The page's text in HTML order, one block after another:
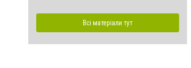
Всі матеріали тут